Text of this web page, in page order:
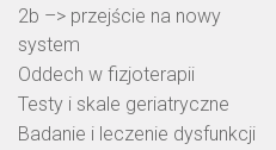
2b –> przejście na nowy
system
Oddech w fizjoterapii
Testy i skale geriatryczne
Badanie i leczenie dysfunkcji